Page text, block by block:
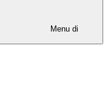
Menu di